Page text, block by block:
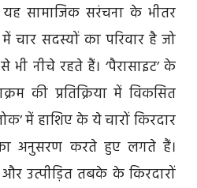
सामाजिक सरंचना के भीतर
में चार सदस्यों का परिवार है जो
भी नीचे रहते हैं। ‘पैरासाइट’ के
की प्रतिक्रिया में विकसित
में हाशिए के ये चारों किरदार
का अनुसरण करते हुए लगते हैं।
उत्पीड़ित तबके के किरदारों